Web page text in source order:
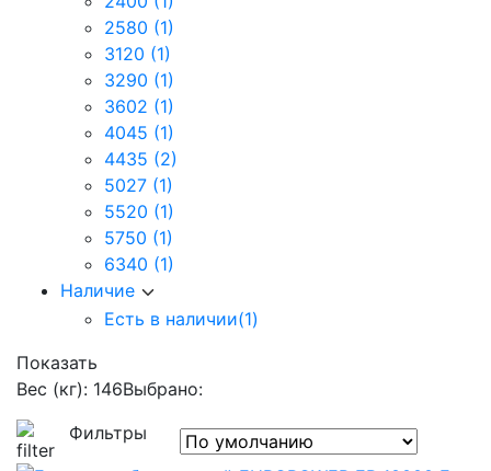
2580 (1)
3120 (1)
3290 (1)
3602 (1)
4045 (1)
4435 (2)
5027 (1)
5520 (1)
5750 (1)
6340 (1)
Наличие
Есть в наличии(1)
Показать
Вес (кг): 146Выбрано:
Фильтры